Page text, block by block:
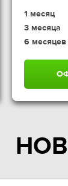
1 месяц
3 месяца
6 месяцев